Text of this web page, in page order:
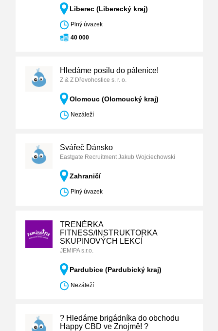
Liberec (Liberecký kraj)
Plný úvazek
40 000
Hledáme posilu do pálenice!
Z & Z Dřevohostice s. r. o.
Olomouc (Olomoucký kraj)
Nezáleží
Svářeč Dánsko
Eastgate Recruitment Jakub Wojciechowski
Zahraničí
Plný úvazek
TRENÉRKA
FITNESS/INSTRUKTORKA
SKUPINOVÝCH LEKCÍ
JEMIPA s.r.o.
Pardubice (Pardubický kraj)
Nezáleží
? Hledáme brigádníka do obchodu
Happy CBD ve Znojmě! ?